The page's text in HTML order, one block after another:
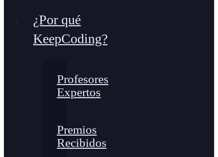
¿Por qué
KeepCoding?
Profesores
Expertos
Premios
Recibidos